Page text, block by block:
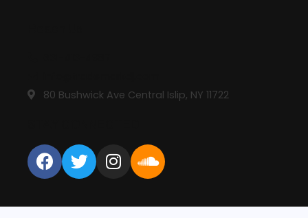
80 Bushwick Ave Central Islip, NY 11722